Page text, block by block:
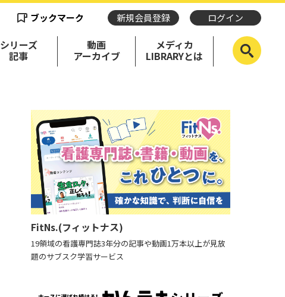
ブックマーク 新規会員登録 ログイン
シリーズ
記事
動画
アーカイブ
メディカ
LIBRARYとは
FitNs.(フィットナス)
19領域の看護専門誌3年分の記事や動画1万本以上が見放
題のサブスク学習サービス